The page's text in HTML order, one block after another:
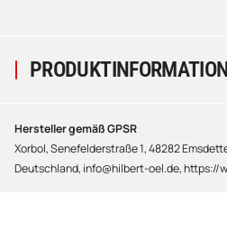
Hersteller gemäß GPSR
Xorbol, Senefelderstraße 1, 48282
Deutschland, info@hilbert-oel.de, https://